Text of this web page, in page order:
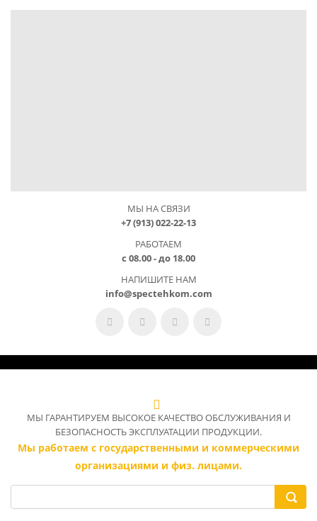
МЫ НА СВЯЗИ
+7 (913) 022-22-13
РАБОТАЕМ
с 08.00 - до 18.00
НАПИШИТЕ НАМ
info@spectehkom.com
МЫ ГАРАНТИРУЕМ ВЫСОКОЕ КАЧЕСТВО ОБСЛУЖИВАНИЯ И
БЕЗОПАСНОСТЬ ЭКСПЛУАТАЦИИ ПРОДУКЦИИ.
Мы работаем с государственными и коммерческими
организациями и физ. лицами.